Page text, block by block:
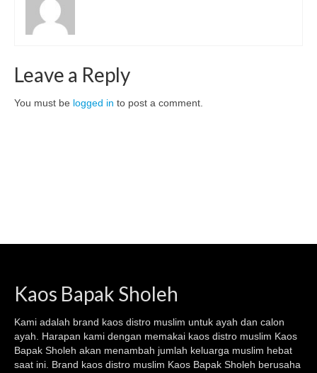
Leave a Reply
You must be logged in to post a comment.
Kaos Bapak Sholeh
Kami adalah brand kaos distro muslim untuk ayah dan calon
ayah. Harapan kami dengan memakai kaos distro muslim Kaos
Bapak Sholeh akan menambah jumlah keluarga muslim hebat
saat ini. Brand kaos distro muslim Kaos Bapak Sholeh berusaha